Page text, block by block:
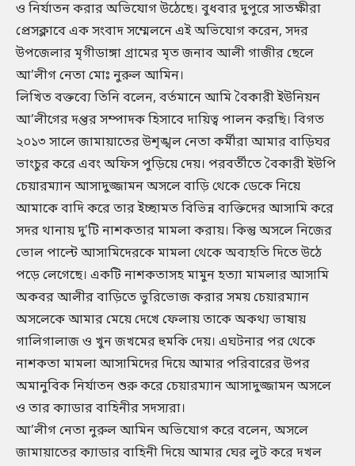
ও নির্যাতন করার অভিযোগ উঠেছে। বুধবার দুপুরে সাতক্ষীরা
প্রেসক্লাবে এক সংবাদ সম্মেলনে এই অভিযোগ করেন, সদর
উপজেলার মৃগীডাঙ্গা গ্রামের মৃত জনাব আলী গাজীর ছেলে
আ’লীগ নেতা মোঃ নুরুল আমিন।
লিখিত বক্তব্যে তিনি বলেন, বর্তমানে আমি বৈকারী ইউনিয়ন
আ’লীগের দপ্তর সম্পাদক হিসাবে দায়িত্ব পালন করছি। বিগত
২০১৩ সালে জামায়াতের উশৃঙ্খল নেতা কর্মীরা আমার বাড়িঘর
ভাংচুর করে এবং অফিস পুড়িয়ে দেয়। পরবর্তীতে বৈকারী ইউপি
চেয়ারম্যান আসাদুজ্জামন অসলে বাড়ি থেকে ডেকে নিয়ে
আমাকে বাদি করে তার ইচ্ছামত বিভিন্ন ব্যক্তিদের আসামি করে
সদর থানায় দু’টি নাশকতার মামলা করায়। কিন্তু অসলে নিজের
ভোল পাল্টে আসামিদেরকে মামলা থেকে অব্যহতি দিতে উঠে
পড়ে লেগেছে। একটি নাশকতাসহ মামুন হত্যা মামলার আসামি
অকবর আলীর বাড়িতে ভুরিভোজ করার সময় চেয়ারম্যান
অসলেকে আমার মেয়ে দেখে ফেলায় তাকে অকথ্য ভাষায়
গালিগালাজ ও খুন জখমের হুমকি দেয়। এঘটনার পর থেকে
নাশকতা মামলা আসামিদের দিয়ে আমার পরিবারের উপর
অমানুবিক নির্যাতন শুরু করে চেয়ারম্যান আসাদুজ্জামন অসলে
ও তার ক্যাডার বাহিনীর সদস্যরা।
আ’লীগ নেতা নুরুল আমিন অভিযোগ করে বলেন, অসলে
জামায়াতের ক্যাডার বাহিনী দিয়ে আমার ঘের লুট করে দখল